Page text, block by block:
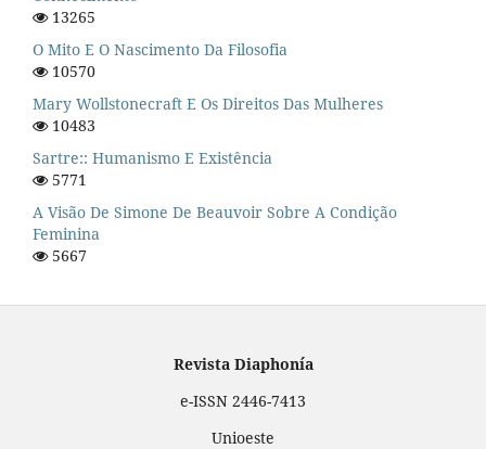
13265
O Mito E O Nascimento Da Filosofia
10570
Mary Wollstonecraft E Os Direitos Das Mulheres
10483
Sartre:: Humanismo E Existência
5771
A Visão De Simone De Beauvoir Sobre A Condição
Feminina
5667
Revista Diaphonía
e-ISSN 2446-7413
Unioeste